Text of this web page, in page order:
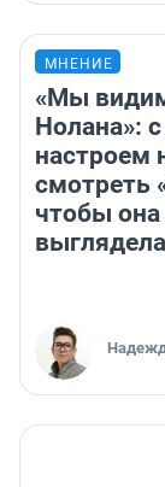
МНЕНИЕ
«Мы
Нолана»:
настроем
смотреть
чтобы она